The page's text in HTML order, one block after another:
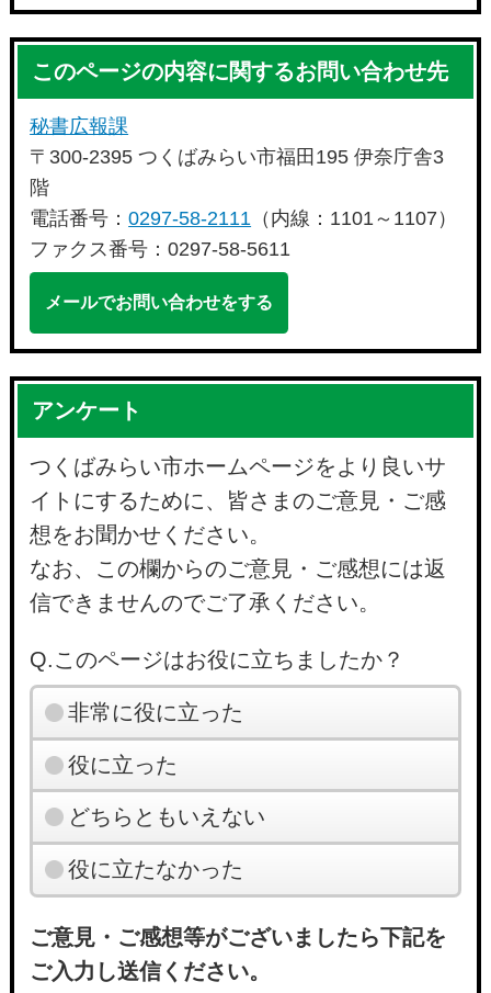
このページの内容に関するお問い合わせ先
秘書広報課
〒300-2395 つくばみらい市福田195 伊奈庁舎3
階
電話番号：0297-58-2111 （内線：1101～1107）
ファクス番号：0297-58-5611
メールでお問い合わせをする
アンケート
つくばみらい市ホームページをより良いサ
イトにするために、皆さまのご意見・ご感
想をお聞かせください。
なお、この欄からのご意見・ご感想には返
信できませんのでご了承ください。
Q.このページはお役に立ちましたか？
非常に役に立った
役に立った
どちらともいえない
役に立たなかった
ご意見・ご感想等がございましたら下記を
ご入力し送信ください。